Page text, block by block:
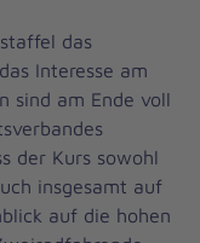
das
Interesse am
sind am Ende voll
der Kurs sowohl
insgesamt auf
auf die hohen